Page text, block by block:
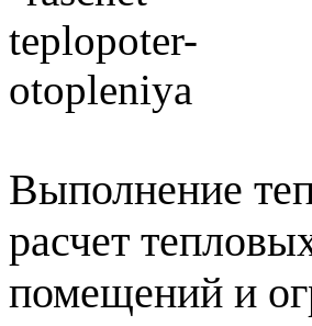
Выполнение
расчет
помещений и